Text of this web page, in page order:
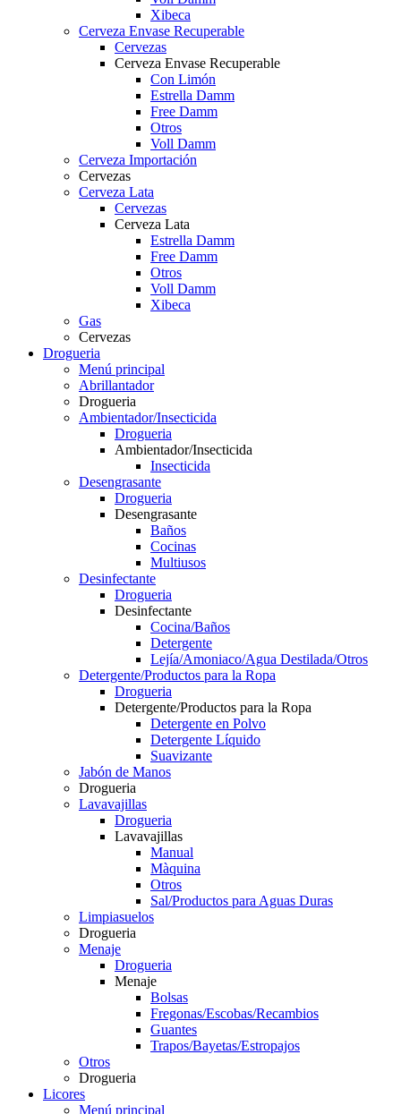
Xibeca
Cerveza Envase Recuperable
Cervezas
Cerveza Envase Recuperable
Con Limón
Estrella Damm
Free Damm
Otros
Voll Damm
Cerveza Importación
Cervezas
Cerveza Lata
Cervezas
Cerveza Lata
Estrella Damm
Free Damm
Otros
Voll Damm
Xibeca
Gas
Cervezas
Drogueria
Menú principal
Abrillantador
Drogueria
Ambientador/Insecticida
Drogueria
Ambientador/Insecticida
Insecticida
Desengrasante
Drogueria
Desengrasante
Baños
Cocinas
Multiusos
Desinfectante
Drogueria
Desinfectante
Cocina/Baños
Detergente
Lejía/Amoniaco/Agua Destilada/Otros
Detergente/Productos para la Ropa
Drogueria
Detergente/Productos para la Ropa
Detergente en Polvo
Detergente Líquido
Suavizante
Jabón de Manos
Drogueria
Lavavajillas
Drogueria
Lavavajillas
Manual
Màquina
Otros
Sal/Productos para Aguas Duras
Limpiasuelos
Drogueria
Menaje
Drogueria
Menaje
Bolsas
Fregonas/Escobas/Recambios
Guantes
Trapos/Bayetas/Estropajos
Otros
Drogueria
Licores
Menú principal